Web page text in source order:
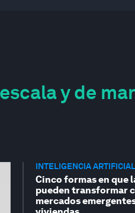
y de
INTELIGENCIA ARTIFICIAL
Cinco formas en que
pueden transformar
mercados